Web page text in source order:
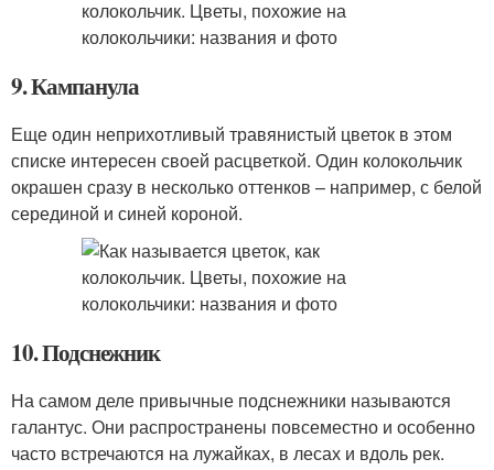
9. Кампанула
Еще один неприхотливый травянистый цветок в этом
списке интересен своей расцветкой. Один колокольчик
окрашен сразу в несколько оттенков – например, с белой
серединой и синей короной.
10. Подснежник
На самом деле привычные подснежники называются
галантус. Они распространены повсеместно и особенно
часто встречаются на лужайках, в лесах и вдоль рек.